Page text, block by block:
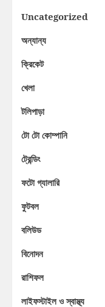
Uncategorized
অন্যান্য
ক্রিকেট
খেলা
টলিপাড়া
টো টো কোম্পানি
ট্রেন্ডিং
ফটো গ্যালারি
ফুটবল
বলিউড
বিনোদন
রাশিফল
লাইফস্টাইল ও স্বাস্থ্য